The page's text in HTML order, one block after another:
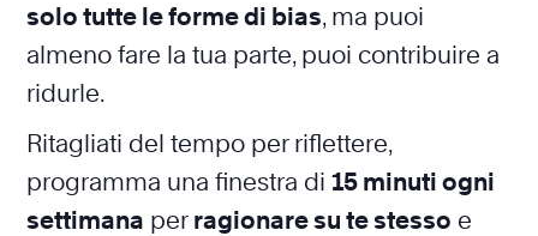
solo tutte le forme di bias, ma puoi
almeno fare la tua parte, puoi contribuire a
ridurle.
Ritagliati del tempo per riflettere,
programma una finestra di 15 minuti ogni
settimana per ragionare su te stesso e